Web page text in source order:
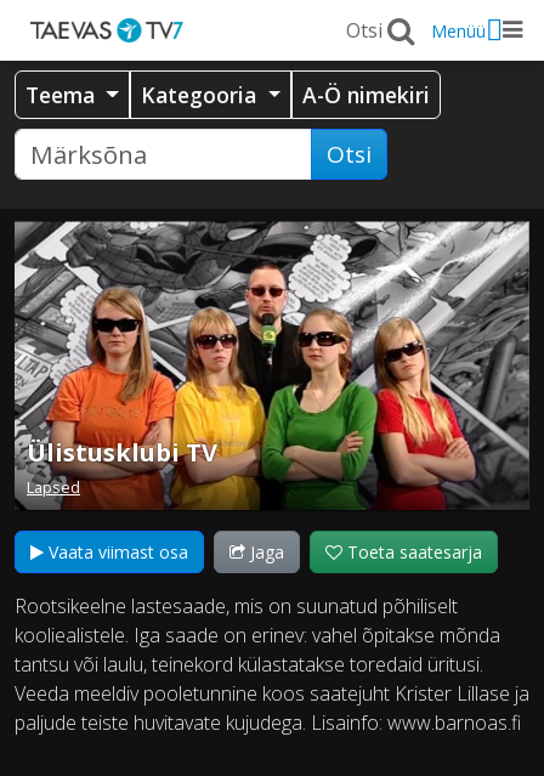
Menüü
Teema Kategooria A-Ö nimekiri
Otsi
Ülistusklubi TV
Lapsed
Vaata viimast osa Jaga Toeta saatesarja
Rootsikeelne lastesaade, mis on suunatud põhiliselt
kooliealistele. Iga saade on erinev: vahel õpitakse mõnda
tantsu või laulu, teinekord külastatakse toredaid üritusi.
Veeda meeldiv pooletunnine koos saatejuht Krister Lillase ja
paljude teiste huvitavate kujudega. Lisainfo: www.barnoas.fi